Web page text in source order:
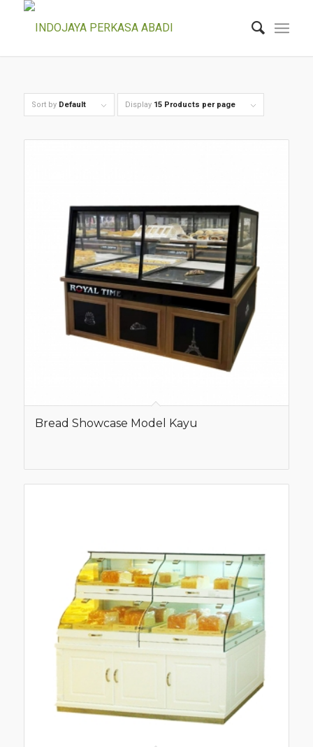
Sort by Default Display 15 Products per page
Bread Showcase Model Kayu